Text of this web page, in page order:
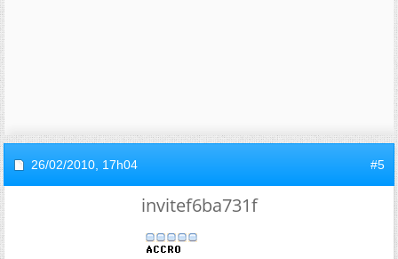
26/02/2010, 17h04 #5
invitef6ba731f